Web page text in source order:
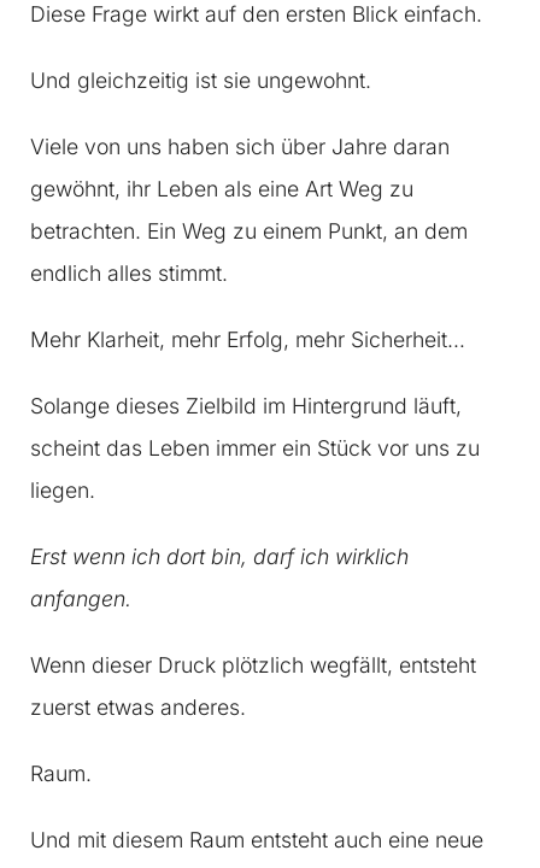
Diese Frage wirkt auf den ersten Blick einfach.
Und gleichzeitig ist sie ungewohnt.
Viele von uns haben sich über Jahre daran
gewöhnt, ihr Leben als eine Art Weg zu
betrachten. Ein Weg zu einem Punkt, an dem
endlich alles stimmt.
Mehr Klarheit, mehr Erfolg, mehr Sicherheit…
Solange dieses Zielbild im Hintergrund läuft,
scheint das Leben immer ein Stück vor uns zu
liegen.
Erst wenn ich dort bin, darf ich wirklich
anfangen.
Wenn dieser Druck plötzlich wegfällt, entsteht
zuerst etwas anderes.
Raum.
Und mit diesem Raum entsteht auch eine neue